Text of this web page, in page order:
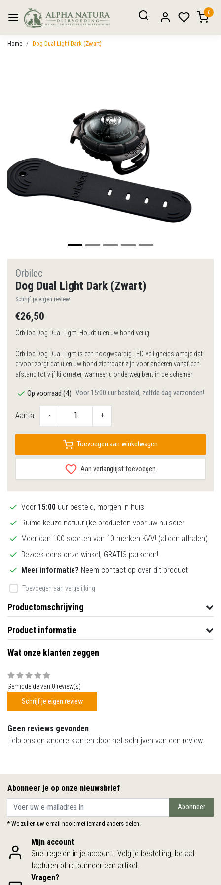
0
Home Dog Dual Light Dark (Zwart)
Vorige
Orbiloc
Dog Dual Light Dark (Zwart)
Schrijf je eigen review
€26,50
Orbiloc Dog Dual Light: Houdt u en uw hond veilig
Orbiloc Dog Dual Light is een hoogwaardig LED-veiligheidslampje dat
ervoor zorgt dat u en uw hond zichtbaar zijn voor anderen vanaf een
afstand tot vijf kilometer, wanneer u onderweg bent in de schemeri
Op voorraad (4) Voor 15:00 uur besteld, zelfde dag verzonden!
Aantal - +
Toevoegen aan winkelwagen
Aan verlanglijst toevoegen
Voor 15:00 uur besteld, morgen in huis
Ruime keuze natuurlijke producten voor uw huisdier
Meer dan 100 soorten van 10 merken KVV! (alleen afhalen)
Bezoek eens onze winkel, GRATIS parkeren!
Meer informatie? Neem contact op over dit product
Toevoegen aan vergelijking
Productomschrijving
Product informatie
Wat onze klanten zeggen
Gemiddelde van 0 review(s)
Schrijf je eigen review
Geen reviews gevonden
Help ons en andere klanten door het schrijven van een review
Abonneer je op onze nieuwsbrief
Abonneer
* We zullen uw e-mail nooit met iemand anders delen.
Mijn account
Snel regelen in je account. Volg je bestelling, betaal
facturen of retourneer een artikel.
Vragen?